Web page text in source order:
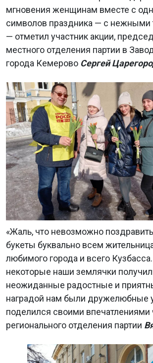
мгновения женщинам вместе с
символов праздника — с нежными
— отметил участник акции,
местного отделения партии в
города Кемерово Сергей
«Жаль, что невозможно
букеты буквально всем
любимого города и всего
некоторые наши землячки
неожиданные радостные и
наградой нам были дружелюбные
поделился своими впечатлениями
регионального отделения партии